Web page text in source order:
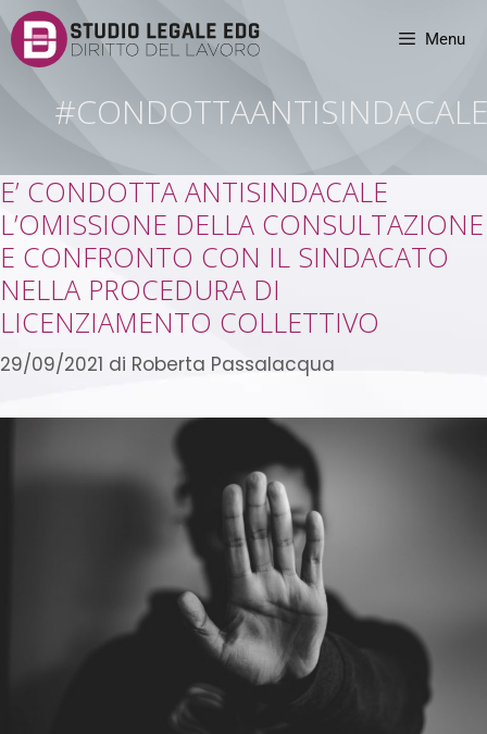
Menu
E’ CONDOTTA ANTISINDACALE
L’OMISSIONE DELLA CONSULTAZIONE
E CONFRONTO CON IL SINDACATO
NELLA PROCEDURA DI
LICENZIAMENTO COLLETTIVO
29/09/2021 di Roberta Passalacqua